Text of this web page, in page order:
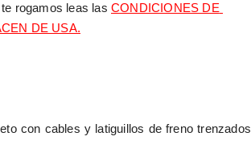
rogamos leas las CONDICIONES DE
DE USA.
con cables y latiguillos de freno trenzados